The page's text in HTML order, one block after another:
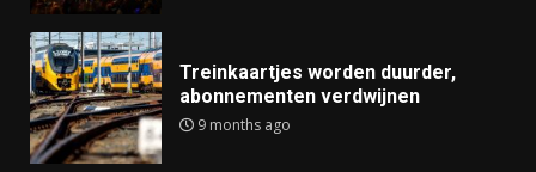
Treinkaartjes worden duurder,
abonnementen verdwijnen
9 months ago